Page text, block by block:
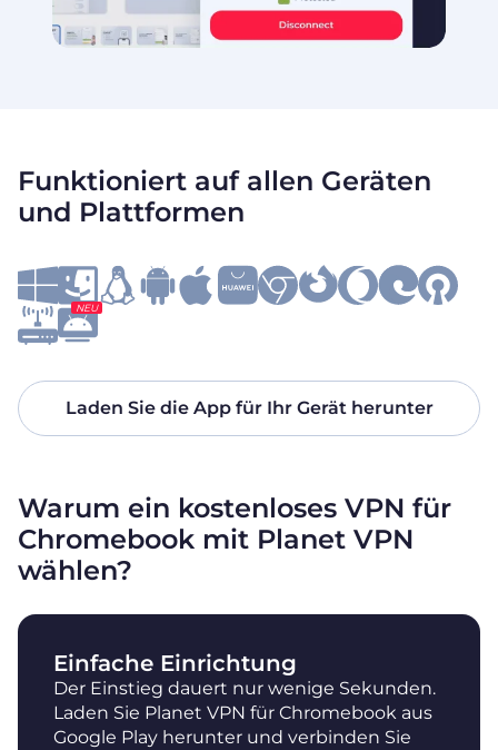
Funktioniert auf allen Geräten
und Plattformen
NEU
Laden Sie die App für Ihr Gerät herunter
Warum ein kostenloses VPN für
Chromebook mit Planet VPN
wählen?
Einfache Einrichtung
Der Einstieg dauert nur wenige Sekunden.
Laden Sie Planet VPN für Chromebook aus
Google Play herunter und verbinden Sie